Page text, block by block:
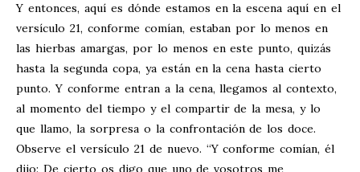
Y entonces, aquí es dónde estamos en la escena aquí en el
versículo 21, conforme comían, estaban por lo menos en
las hierbas amargas, por lo menos en este punto, quizás
hasta la segunda copa, ya están en la cena hasta cierto
punto. Y conforme entran a la cena, llegamos al contexto,
al momento del tiempo y el compartir de la mesa, y lo
que llamo, la sorpresa o la confrontación de los doce.
Observe el versículo 21 de nuevo. “Y conforme comían, él
dijo: De cierto os digo que uno de vosotros me